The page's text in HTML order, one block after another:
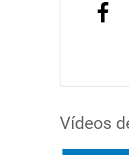
Vídeos